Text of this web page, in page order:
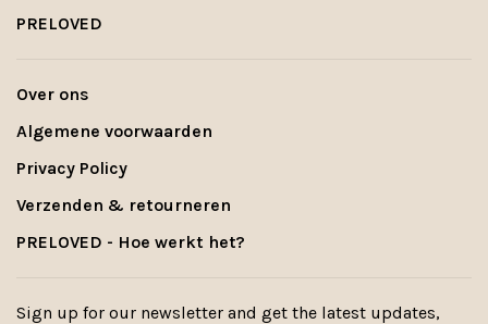
PRELOVED
Over ons
Algemene voorwaarden
Privacy Policy
Verzenden & retourneren
PRELOVED - Hoe werkt het?
Sign up for our newsletter and get the latest updates,